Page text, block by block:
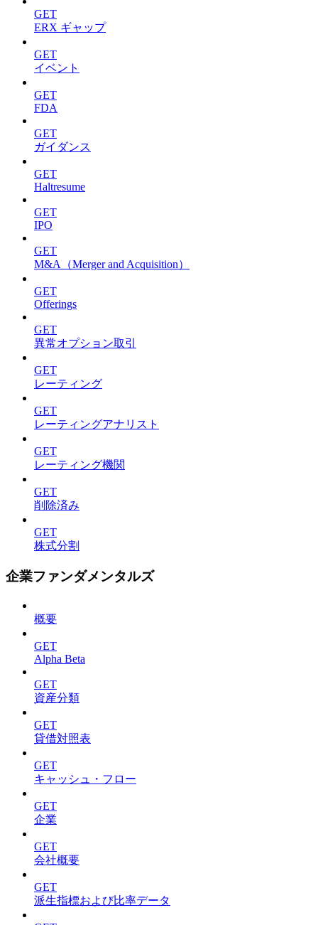
GET
ERX ギャップ
GET
イベント
GET
FDA
GET
ガイダンス
GET
Haltresume
GET
IPO
GET
M&A（Merger and Acquisition）
GET
Offerings
GET
異常オプション取引
GET
レーティング
GET
レーティングアナリスト
GET
レーティング機関
GET
削除済み
GET
株式分割
企業ファンダメンタルズ
概要
GET
Alpha Beta
GET
資産分類
GET
貸借対照表
GET
キャッシュ・フロー
GET
企業
GET
会社概要
GET
派生指標および比率データ